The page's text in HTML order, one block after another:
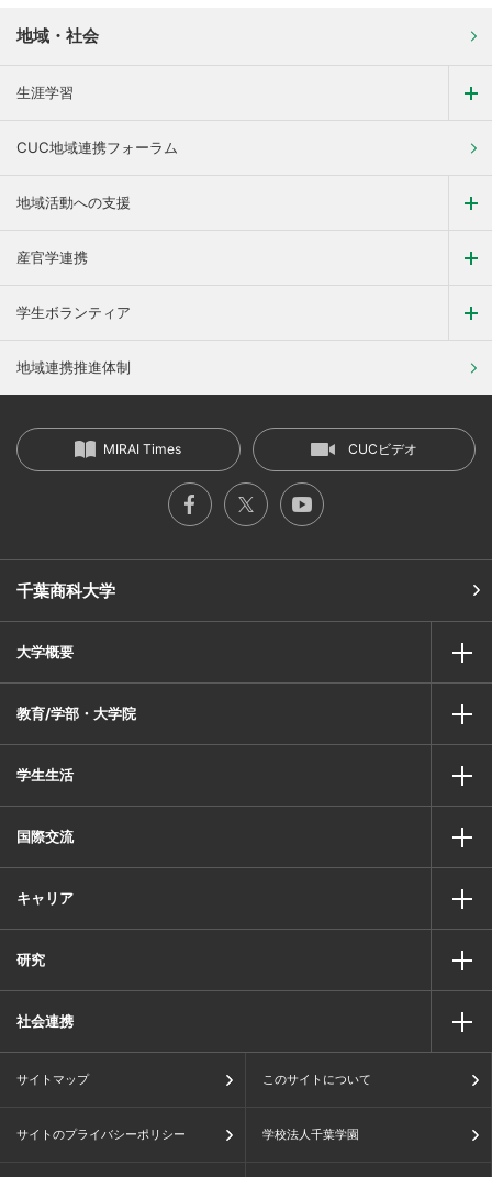
地域・社会
生涯学習
CUC地域連携フォーラム
地域活動への支援
産官学連携
学生ボランティア
地域連携推進体制
千葉商科大学
MIRAI Times CUCビデオ
大学概要
教育/学部・大学院
学生生活
国際交流
キャリア
研究
社会連携
サイトマップ このサイトについて
サイトのプライバシーポリシー 学校法人千葉学園